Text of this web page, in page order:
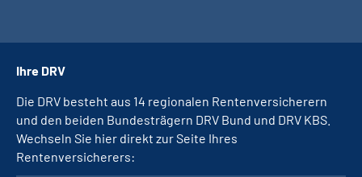
Ihre DRV
Die DRV besteht aus 14 regionalen Rentenversicherern
und den beiden Bundesträgern DRV Bund und DRV KBS.
Wechseln Sie hier direkt zur Seite Ihres
Rentenversicherers: